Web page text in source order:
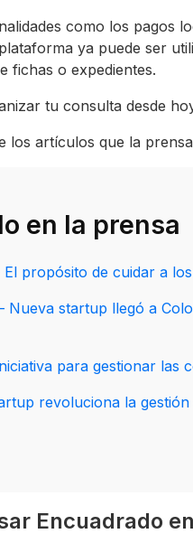
como los pagos
ya puede ser
fichas o expedientes.
tu consulta desde
los artículos que la
en la prensa
propósito de cuidar a
Nueva startup llegó a
para gestionar las
revoluciona la
Encuadrado